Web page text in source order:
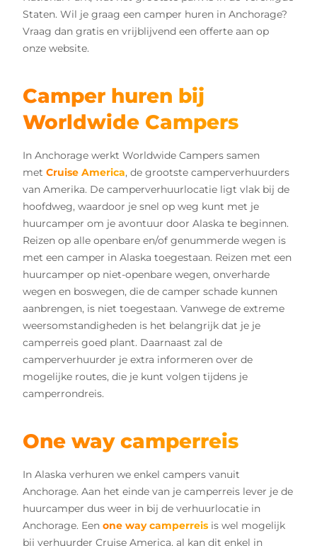
Staten. Wil je graag een camper huren in Anchorage?
Vraag dan gratis en vrijblijvend een offerte aan op
onze website.
Camper huren bij
Worldwide Campers
In Anchorage werkt Worldwide Campers samen
met Cruise America, de grootste camperverhuurders
van Amerika. De camperverhuurlocatie ligt vlak bij de
hoofdweg, waardoor je snel op weg kunt met je
huurcamper om je avontuur door Alaska te beginnen.
Reizen op alle openbare en/of genummerde wegen is
met een camper in Alaska toegestaan. Reizen met een
huurcamper op niet-openbare wegen, onverharde
wegen en boswegen, die de camper schade kunnen
aanbrengen, is niet toegestaan. Vanwege de extreme
weersomstandigheden is het belangrijk dat je je
camperreis goed plant. Daarnaast zal de
camperverhuurder je extra informeren over de
mogelijke routes, die je kunt volgen tijdens je
camperrondreis.
One way camperreis
In Alaska verhuren we enkel campers vanuit
Anchorage. Aan het einde van je camperreis lever je de
huurcamper dus weer in bij de verhuurlocatie in
Anchorage. Een one way camperreis is wel mogelijk
bij verhuurder Cruise America, al kan dit enkel in